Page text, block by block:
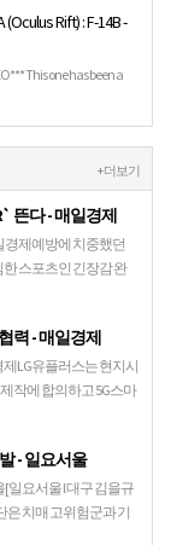
(Oculus Rift) : F-14B -
This one has been a
this video, to all m…
+ 더보기
뜬다 - 매일경제
경제예방에 치중했던
스포츠인 긴장감 완
력 - 매일경제
제LG유플러스는 현지시
제작에 합의하고 5G스마
- 일요서울
[일요서울 l 대구 김을규
은 치매 고위험군과 기